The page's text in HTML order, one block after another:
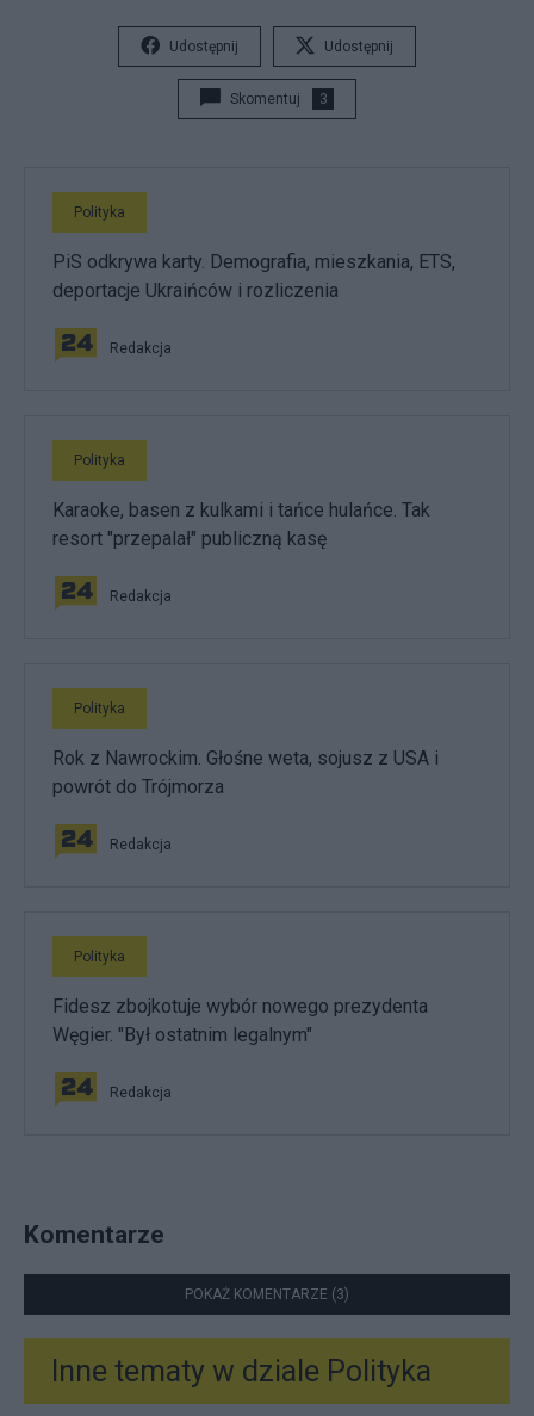
Udostępnij Udostępnij
Skomentuj 3
Polityka
PiS odkrywa karty. Demografia, mieszkania, ETS,
deportacje Ukraińców i rozliczenia
Redakcja
Polityka
Karaoke, basen z kulkami i tańce hulańce. Tak
resort "przepalał" publiczną kasę
Redakcja
Polityka
Rok z Nawrockim. Głośne weta, sojusz z USA i
powrót do Trójmorza
Redakcja
Polityka
Fidesz zbojkotuje wybór nowego prezydenta
Węgier. "Był ostatnim legalnym"
Redakcja
Komentarze
POKAŻ KOMENTARZE (3)
Inne tematy w dziale Polityka